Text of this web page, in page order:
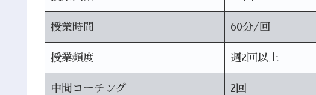
授業時間 60分/回
授業頻度 週2回以上
中間コーチング 2回